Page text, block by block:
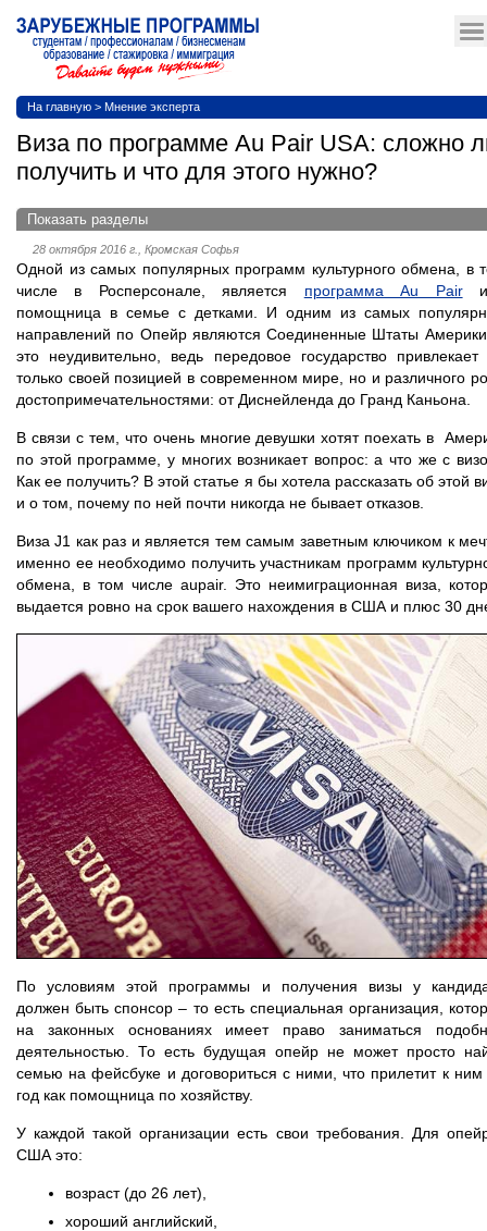
На главную > Мнение эксперта
Виза по программе Au Pair USA: сложно
получить и что для этого нужно?
Показать разделы
28 октября 2016 г., Кромская Софья
Одной из самых популярных программ культурного обмена, в
числе в Росперсонале, является программа Au Pair
помощница в семье с детками. И одним из самых
направлений по Опейр являются Соединенные Штаты
это неудивительно, ведь передовое государство привлекает
только своей позицией в современном мире, но и различного
достопримечательностями: от Диснейленда до Гранд Каньона.
В связи с тем, что очень многие девушки хотят поехать в
по этой программе, у многих возникает вопрос: а что же с
Как ее получить? В этой статье я бы хотела рассказать об этой
и о том, почему по ней почти никогда не бывает отказов.
Виза J1 как раз и является тем самым заветным ключиком к
именно ее необходимо получить участникам программ
обмена, в том числе aupair. Это неимиграционная виза,
выдается ровно на срок вашего нахождения в США и плюс 30
По условиям этой программы и получения визы у
должен быть спонсор – то есть специальная организация,
на законных основаниях имеет право заниматься
деятельностью. То есть будущая опейр не может просто
семью на фейсбуке и договориться с ними, что прилетит к ним
год как помощница по хозяйству.
У каждой такой организации есть свои требования. Для
США это:
возраст (до 26 лет),
хороший английский,